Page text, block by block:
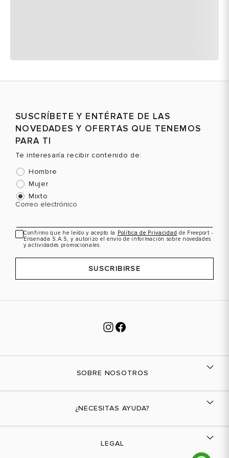
SUSCRÍBETE Y ENTÉRATE DE LAS
NOVEDADES Y OFERTAS QUE TENEMOS
PARA TI
Te interesaría recibir contenido de:
Hombre
Mujer
Mixto
Correo electrónico
Confirmo que he leído y acepto la Política de Privacidad de Freeport -
Ensenada S.A.S, y autorizo el envío de información sobre novedades
y actividades promocionales.
SUSCRIBIRSE
SOBRE NOSOTROS
¿NECESITAS AYUDA?
LEGAL